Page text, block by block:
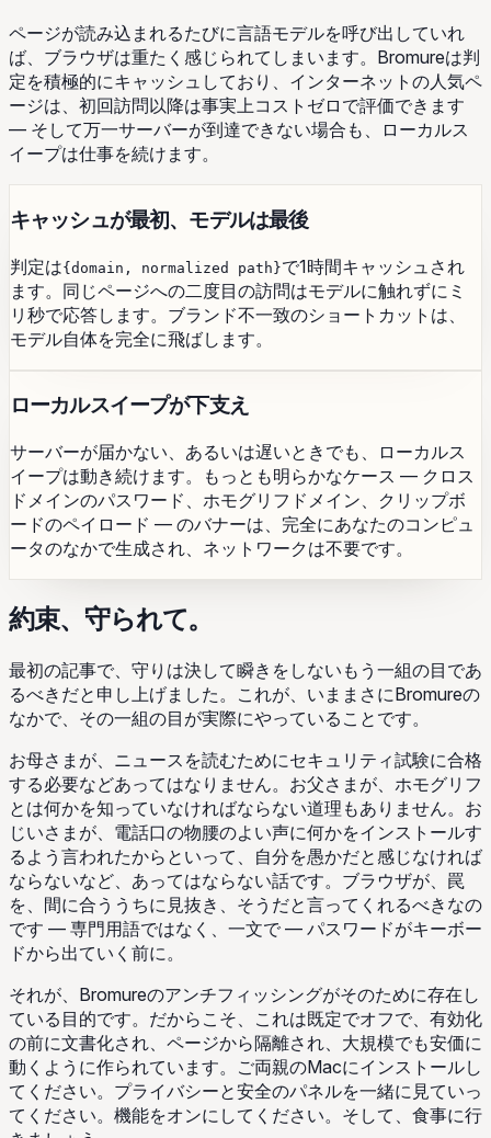
ページが読み込まれるたびに言語モデルを呼び出していれ
ば、ブラウザは重たく感じられてしまいます。Bromureは判
定を積極的にキャッシュしており、インターネットの人気ペ
ージは、初回訪問以降は事実上コストゼロで評価できます
— そして万一サーバーが到達できない場合も、ローカルス
イープは仕事を続けます。
キャッシュが最初、モデルは最後
判定は{domain, normalized path}で1時間キャッシュされ
ます。同じページへの二度目の訪問はモデルに触れずにミ
リ秒で応答します。ブランド不一致のショートカットは、
モデル自体を完全に飛ばします。
ローカルスイープが下支え
サーバーが届かない、あるいは遅いときでも、ローカルス
イープは動き続けます。もっとも明らかなケース — クロス
ドメインのパスワード、ホモグリフドメイン、クリップボ
ードのペイロード — のバナーは、完全にあなたのコンピュ
ータのなかで生成され、ネットワークは不要です。
約束、守られて。
最初の記事で、守りは決して瞬きをしないもう一組の目であ
るべきだと申し上げました。これが、いままさにBromureの
なかで、その一組の目が実際にやっていることです。
お母さまが、ニュースを読むためにセキュリティ試験に合格
する必要などあってはなりません。お父さまが、ホモグリフ
とは何かを知っていなければならない道理もありません。お
じいさまが、電話口の物腰のよい声に何かをインストールす
るよう言われたからといって、自分を愚かだと感じなければ
ならないなど、あってはならない話です。ブラウザが、罠
を、間に合ううちに見抜き、そうだと言ってくれるべきなの
です — 専門用語ではなく、一文で — パスワードがキーボー
ドから出ていく前に。
それが、Bromureのアンチフィッシングがそのために存在し
ている目的です。だからこそ、これは既定でオフで、有効化
の前に文書化され、ページから隔離され、大規模でも安価に
動くように作られています。ご両親のMacにインストールし
てください。プライバシーと安全のパネルを一緒に見ていっ
てください。機能をオンにしてください。そして、食事に行